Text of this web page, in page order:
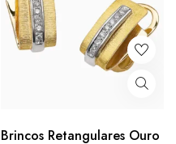
Brincos Retangulares Ouro